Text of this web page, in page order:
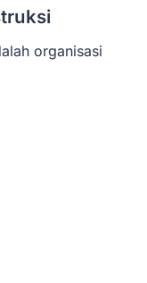
organisasi